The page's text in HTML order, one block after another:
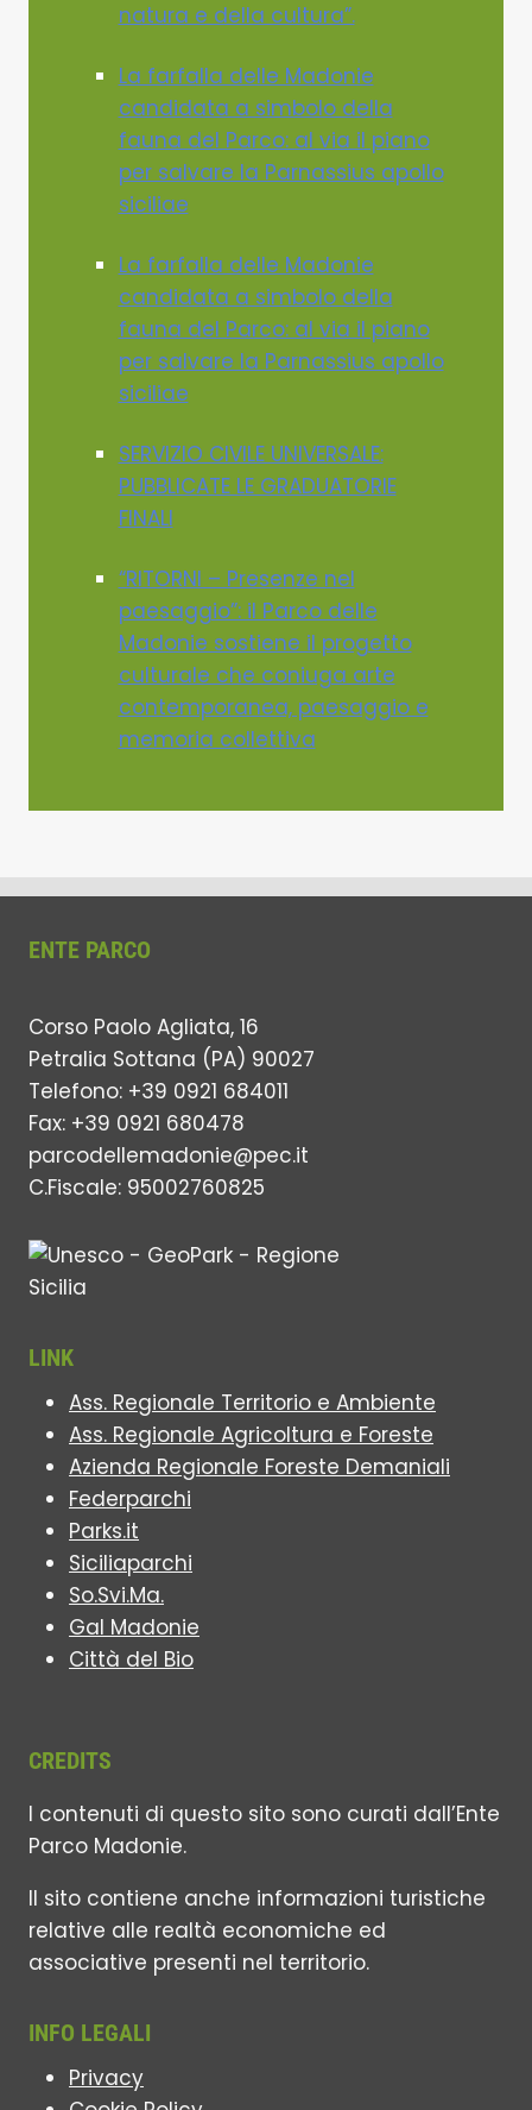
natura e della cultura”.
La farfalla delle Madonie
candidata a simbolo della
fauna del Parco: al via il piano
per salvare la Parnassius apollo
siciliae
La farfalla delle Madonie
candidata a simbolo della
fauna del Parco: al via il piano
per salvare la Parnassius apollo
siciliae
SERVIZIO CIVILE UNIVERSALE:
PUBBLICATE LE GRADUATORIE
FINALI
“RITORNI – Presenze nel
paesaggio”: il Parco delle
Madonie sostiene il progetto
culturale che coniuga arte
contemporanea, paesaggio e
memoria collettiva
ENTE PARCO
Corso Paolo Agliata, 16
Petralia Sottana (PA) 90027
Telefono: +39 0921 684011
Fax: +39 0921 680478
parcodellemadonie@pec.it
C.Fiscale: 95002760825
LINK
Ass. Regionale Territorio e Ambiente
Ass. Regionale Agricoltura e Foreste
Azienda Regionale Foreste Demaniali
Federparchi
Parks.it
Siciliaparchi
So.Svi.Ma.
Gal Madonie
Città del Bio
CREDITS
I contenuti di questo sito sono curati dall’Ente
Parco Madonie.
Il sito contiene anche informazioni turistiche
relative alle realtà economiche ed
associative presenti nel territorio.
INFO LEGALI
Privacy